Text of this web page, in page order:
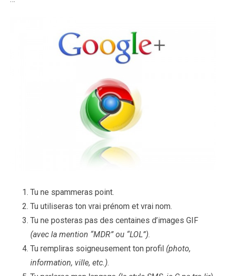
Tu ne spammeras point.
Tu utiliseras ton vrai prénom et vrai nom.
Tu ne posteras pas des centaines d’images GIF
(avec la mention “MDR” ou “LOL”).
Tu rempliras soigneusement ton profil (photo,
information, ville, etc.).